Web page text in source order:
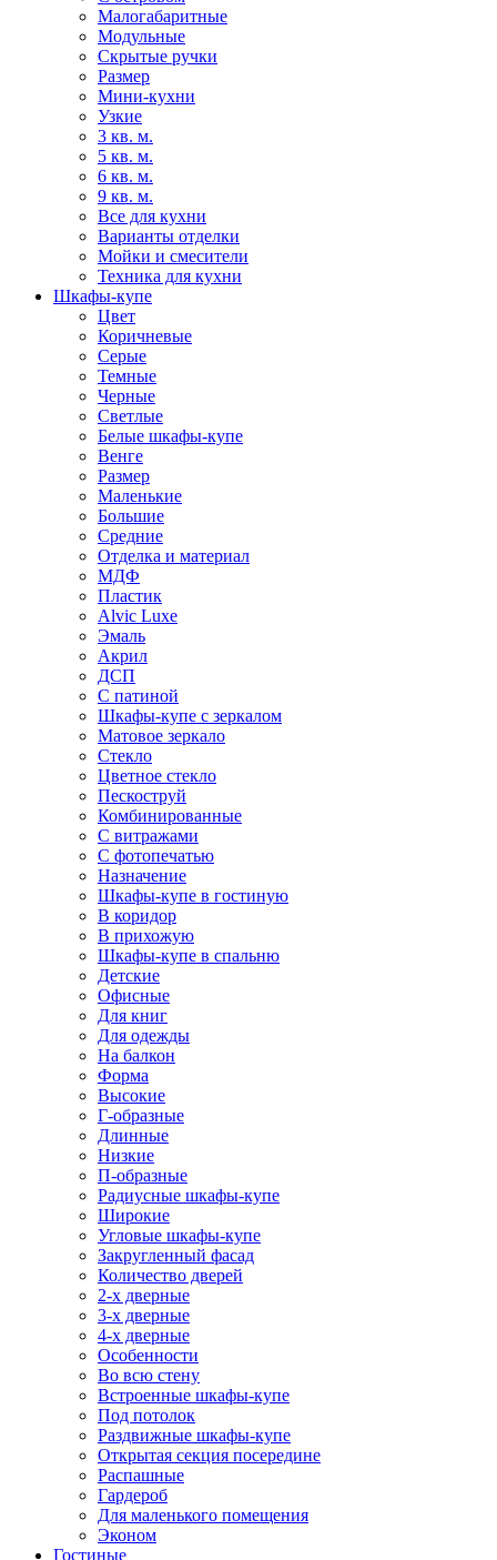
Малогабаритные
Модульные
Скрытые ручки
Размер
Мини-кухни
Узкие
3 кв. м.
5 кв. м.
6 кв. м.
9 кв. м.
Все для кухни
Варианты отделки
Мойки и смесители
Техника для кухни
Шкафы-купе
Цвет
Коричневые
Серые
Темные
Черные
Светлые
Белые шкафы-купе
Венге
Размер
Маленькие
Большие
Средние
Отделка и материал
МДФ
Пластик
Alvic Luxe
Эмаль
Акрил
ДСП
С патиной
Шкафы-купе с зеркалом
Матовое зеркало
Стекло
Цветное стекло
Пескоструй
Комбинированные
С витражами
С фотопечатью
Назначение
Шкафы-купе в гостиную
В коридор
В прихожую
Шкафы-купе в спальню
Детские
Офисные
Для книг
Для одежды
На балкон
Форма
Высокие
Г-образные
Длинные
Низкие
П-образные
Радиусные шкафы-купе
Широкие
Угловые шкафы-купе
Закругленный фасад
Количество дверей
2-х дверные
3-х дверные
4-х дверные
Особенности
Во всю стену
Встроенные шкафы-купе
Под потолок
Раздвижные шкафы-купе
Открытая секция посередине
Распашные
Гардероб
Для маленького помещения
Эконом
Гостиные